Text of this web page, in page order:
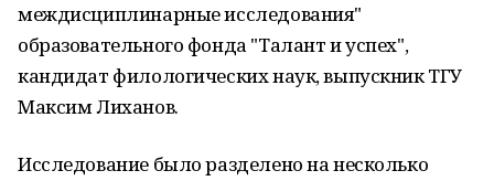
междисциплинарные исследования"
образовательного фонда "Талант и успех",
кандидат филологических наук, выпускник ТГУ
Максим Лиханов.
Исследование было разделено на несколько